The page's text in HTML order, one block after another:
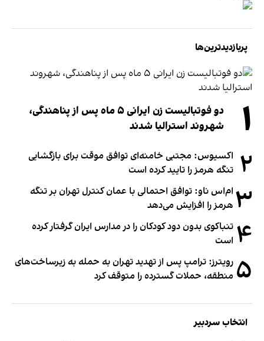
پربازدیدترین‌ها
۱
دو فوتبالیست زن ایرانی ۵ ماه پس از پناهندگی،
شهروند استرالیا شدند
۲ اکسیوس: مجتبی خامنه‌ای توافق موقت برای بازگشایی
تنگه هرمز را تایید کرده است
۳ ام‌اس ناو: توافق احتمالی با عمان کنترل تهران بر تنگه
هرمز را افزایش می‌دهد
۴ تنباکوی بدون دود کودکان را در مدارس ایران گرفتار کرده
است
۵ رویترز: ترامپ پس از تهدید تهران به حمله به زیرساخت‌های
منطقه، حملات گسترده را متوقف کرد
انتخاب سردبیر